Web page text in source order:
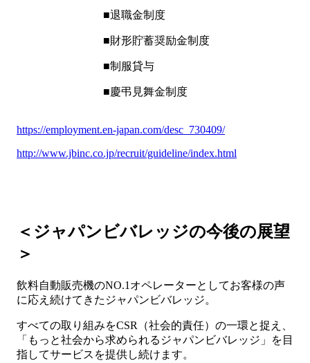
■退職金制度
■財形貯蓄奨励金制度
■制服貸与
■慶弔見舞金制度
https://employment.en-japan.com/desc_730409/
http://www.jbinc.co.jp/recruit/guideline/index.html
＜ジャパンビバレッジの今後の展望
＞
飲料自動販売機のNO.1オペレーターとしてお客様の声
に応え続けてきたジャパンビバレッジ。
すべての取り組みをCSR（社会的責任）の一環と捉え、
「もっと社会から求められるジャパンビバレッジ」を目
指してサービスを提供し続けます。